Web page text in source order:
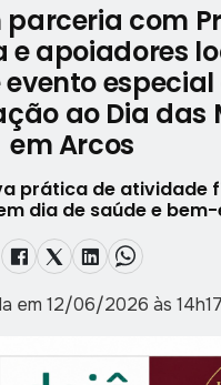
parceria com
e apoiadores
especial
ao Dia das
em Arcos
prática de atividade
dia de saúde e
em 12/06/2026 às 14h17